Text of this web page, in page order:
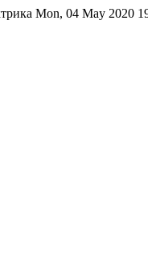
Mon, 04 May 2020